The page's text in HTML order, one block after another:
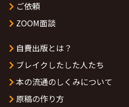
ご依頼
ZOOM面談
自費出版とは？
ブレイクしたした人たち
本の流通のしくみについて
原稿の作り方